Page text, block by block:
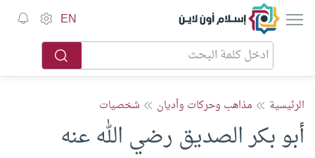
إسلام أون لاين EN
الرئيسية مذاهب وحركات وأديان شخصيات
أبو بكر الصديق رضي الله عنه